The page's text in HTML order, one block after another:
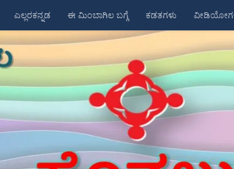
ಎಲ್ಲರಕನ್ನಡ ಈ ಮಿಂಬಾಗಿಲ ಬಗ್ಗೆ ಕಡತಗಳು